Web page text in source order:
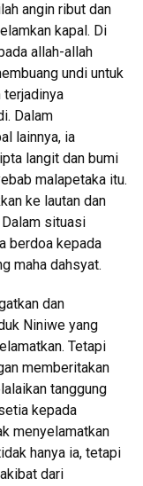
angin ribut dan
kapal. Di
allah-allah
undi untuk
terjadinya
Dalam
lainnya, ia
langit dan bumi
malapetaka itu.
ke lautan dan
situasi
berdoa kepada
maha dahsyat.
dan
Niniwe yang
Tetapi
memberitakan
tanggung
kepada
menyelamatkan
hanya ia, tetapi
dari